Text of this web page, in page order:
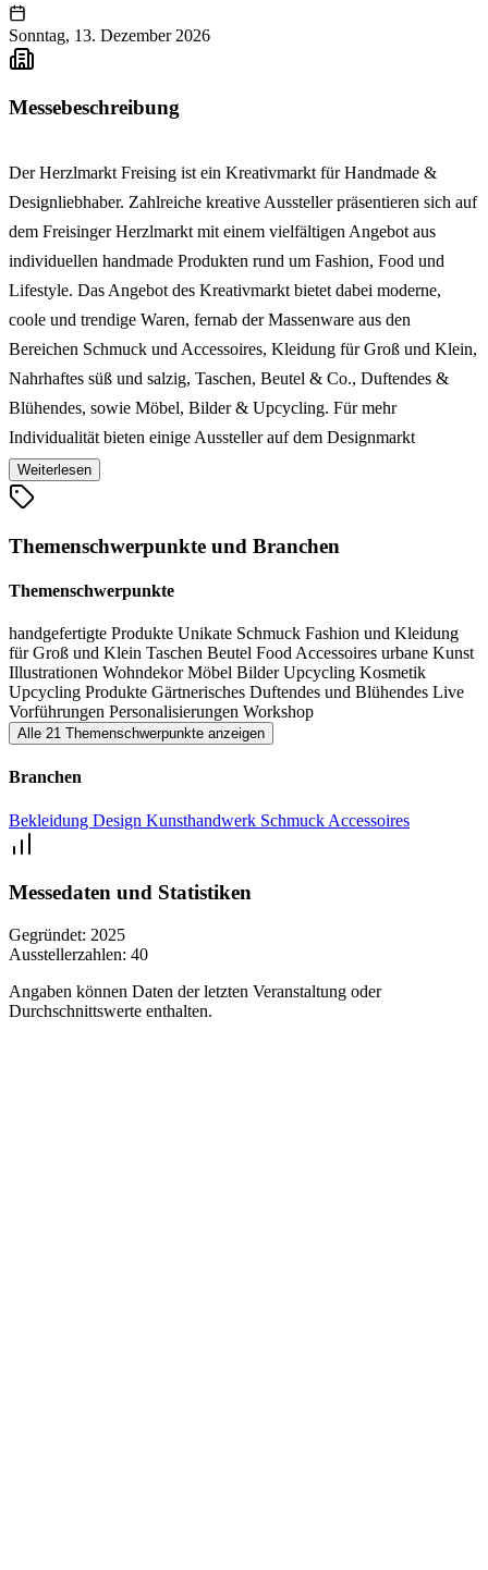
Sonntag, 13. Dezember 2026
Messebeschreibung
Der Herzlmarkt Freising ist ein Kreativmarkt für Handmade &
Designliebhaber. Zahlreiche kreative Aussteller präsentieren sich auf
dem Freisinger Herzlmarkt mit einem vielfältigen Angebot aus
individuellen handmade Produkten rund um Fashion, Food und
Lifestyle. Das Angebot des Kreativmarkt bietet dabei moderne,
coole und trendige Waren, fernab der Massenware aus den
Bereichen Schmuck und Accessoires, Kleidung für Groß und Klein,
Nahrhaftes süß und salzig, Taschen, Beutel & Co., Duftendes &
Blühendes, sowie Möbel, Bilder & Upcycling. Für mehr
Individualität bieten einige Aussteller auf dem Designmarkt
Personalisierungen ihre Produkte nach Kundenwunsch an. Bei den
Bastel - und DIY-Stationen können die Besucher des DIY
Schickes eigenes designen. Der Herzlmarkt Freising versteht sich als
Handmade und Design Markt, der mit modernen, coolen und
Handmade- und Designliebhaber ist.
Weiterlesen
Themenschwerpunkte und Branchen
Themenschwerpunkte
handgefertigte Produkte Unikate Schmuck Fashion und Kleidung
für Groß und Klein Taschen Beutel Food Accessoires urbane Kunst
Illustrationen WohndekorMöbel BilderUpcycling Kosmetik
Upcycling Produkte Gärtnerisches Duftendes und Blühendes Live
Vorführungen Personalisierungen Workshop
Alle 21 Themenschwerpunkte anzeigen
Branchen
Bekleidung Design Kunsthandwerk Schmuck Accessoires
Messedaten und Statistiken
Gegründet: 2025
Ausstellerzahlen: 40
Angaben können Daten der letzten Veranstaltung oder
Durchschnittswerte enthalten.